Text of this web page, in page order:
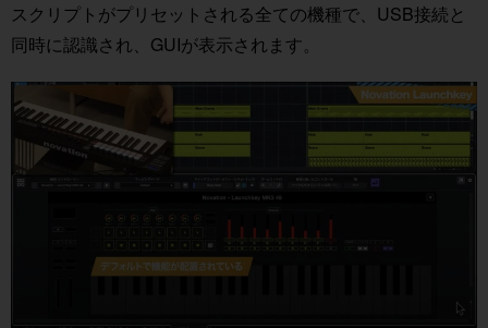
スクリプトがプリセットされる全ての機種で、USB接続と
同時に認識され、GUIが表示されます。